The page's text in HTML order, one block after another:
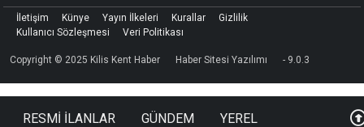
Copyright © 2025 Kilis Kent Haber Haber Sitesi Yazılımı - 9.0.3
İletişim Künye Yayın İlkeleri Kurallar
Gizlilik
Kullanıcı Sözleşmesi
Veri Politikası
RESMİ İLANLAR GÜNDEM
YEREL